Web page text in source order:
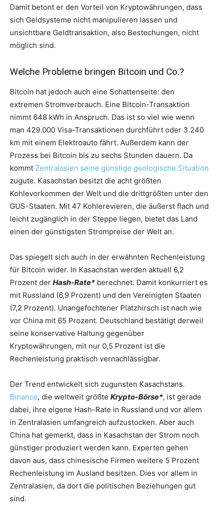
Damit betont er den Vorteil von Kryptowährungen, dass
sich Geldsysteme nicht manipulieren lassen und
unsichtbare Geldtransaktion, also Bestechungen, nicht
möglich sind.
Welche Probleme bringen Bitcoin und Co.?
Bitcoin hat jedoch auch eine Schattenseite: den
extremen Stromverbrauch. Eine Bitcoin-Transaktion
nimmt 648 kWh in Anspruch. Das ist so viel wie wenn
man 429.000 Visa-Transaktionen durchführt oder 3.240
km mit einem Elektroauto fährt. Außerdem kann der
Prozess bei Bitcoin bis zu sechs Stunden dauern. Da
kommt Zentralasien seine günstige geologische Situation
zugute. Kasachstan besitzt die acht größten
Kohlevorkommen der Welt und die drittgrößten unter den
GUS-Staaten. Mit 47 Kohlerevieren, die äußerst flach und
leicht zugänglich in der Steppe liegen, bietet das Land
einen der günstigsten Strompreise der Welt an.
Das spiegelt sich auch in der erwähnten Rechenleistung
für Bitcoin wider. In Kasachstan werden aktuell 6,2
Prozent der Hash-Rate* berechnet. Damit konkurriert es
mit Russland (6,9 Prozent) und den Vereinigten Staaten
(7,2 Prozent). Unangefochtener Platzhirsch ist nach wie
vor China mit 65 Prozent. Deutschland bestätigt derweil
seine konservative Haltung gegenüber
Kryptowährungen, mit nur 0,5 Prozent ist die
Rechenleistung praktisch vernachlässigbar.
Der Trend entwickelt sich zugunsten Kasachstans.
Binance, die weltweit größte Krypto-Börse*, ist gerade
dabei, ihre eigene Hash-Rate in Russland und vor allem
in Zentralasien umfangreich aufzustocken. Aber auch
China hat gemerkt, dass in Kasachstan der Strom noch
günstiger produziert werden kann. Experten gehen
davon aus, dass chinesische Firmen weitere 5 Prozent
Rechenleistung im Ausland besitzen. Dies vor allem in
Zentralasien, da dort die politischen Beziehungen gut
sind.